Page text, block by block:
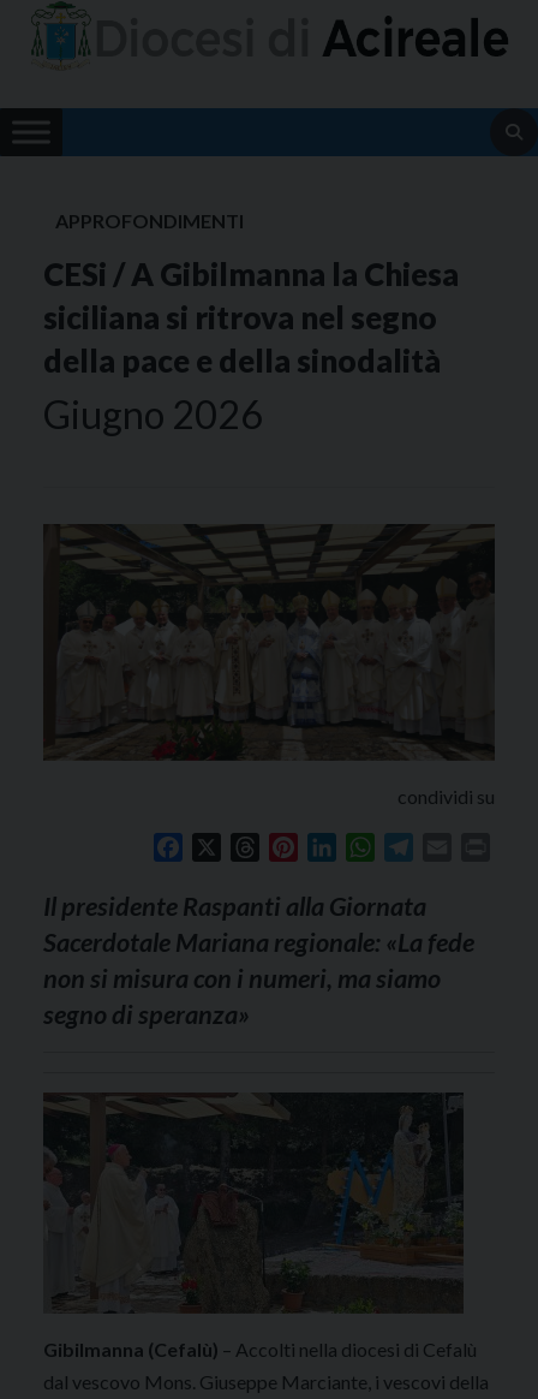
Skip
APPROFONDIMENTI
CESi / A Gibilmanna la Chiesa
siciliana si ritrova nel segno
della pace e della sinodalità
Giugno 2026
condividi su
Facebook ThreadsPinterestLinkedInWhatsApp
Il presidente Raspanti alla Giornata
Sacerdotale Mariana regionale: «La fede
non si misura con i numeri, ma siamo
segno di speranza»
Gibilmanna (Cefalù) – Accolti nella diocesi di Cefalù
dal vescovo Mons. Giuseppe Marciante, i vescovi della